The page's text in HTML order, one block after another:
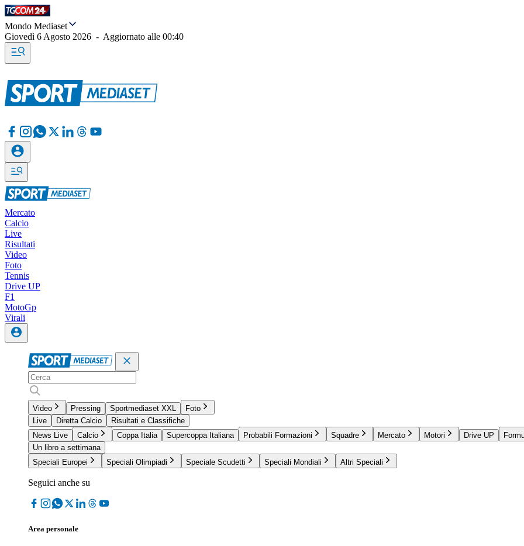
Mondo Mediaset
Giovedì 6 Agosto 2026 - Aggiornato alle 00:40
Mercato
Calcio
Live
Risultati
Video
Foto
Tennis
Drive UP
F1
MotoGp
Virali
Video Pressing Sportmediaset XXL
Foto
Live
Diretta Calcio
Risultati e Classifiche
News Live
Calcio Coppa Italia Supercoppa Italiana Probabili Formazioni Squadre Mercato Motori Drive UP
Un libro a settimana
Speciali Europei
Speciali Olimpiadi Speciale Scudetti Speciali Mondiali Altri Speciali
Seguici anche su
Area personale